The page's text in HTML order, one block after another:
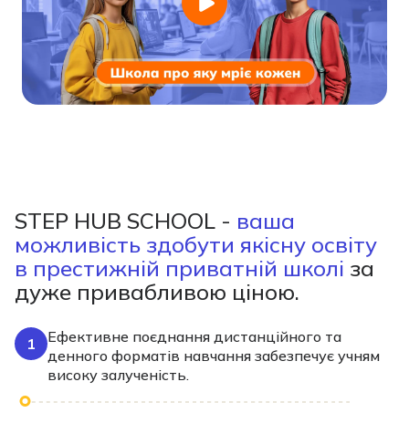
STEP HUB SCHOOL - ваша
можливість здобути якісну освіту
в престижній приватній школі за
дуже привабливою ціною.
1
Ефективне поєднання дистанційного та
денного форматів навчання забезпечує учням
високу залученість.